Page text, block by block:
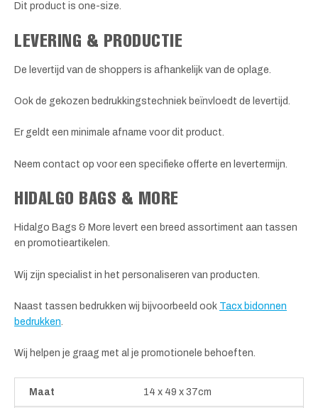
Dit product is one-size.
LEVERING & PRODUCTIE
De levertijd van de shoppers is afhankelijk van de oplage.
Ook de gekozen bedrukkingstechniek beïnvloedt de levertijd.
Er geldt een minimale afname voor dit product.
Neem contact op voor een specifieke offerte en levertermijn.
HIDALGO BAGS & MORE
Hidalgo Bags & More levert een breed assortiment aan tassen
en promotieartikelen.
Wij zijn specialist in het personaliseren van producten.
Naast tassen bedrukken wij bijvoorbeeld ook Tacx bidonnen
bedrukken.
Wij helpen je graag met al je promotionele behoeften.
Maat 14 x 49 x 37cm